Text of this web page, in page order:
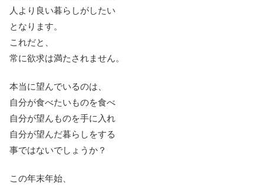
人より良い暮らしがしたい
となります。
これだと、
常に欲求は満たされません。
本当に望んでいるのは、
自分が食べたいものを食べ
自分が望んものを手に入れ
自分が望んだ暮らしをする
事ではないでしょうか？
この年末年始、